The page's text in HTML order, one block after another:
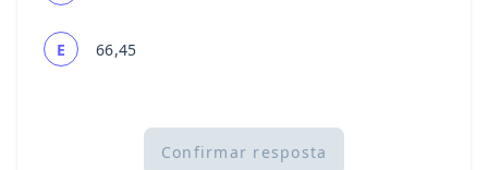
E 66,45
Confirmar resposta